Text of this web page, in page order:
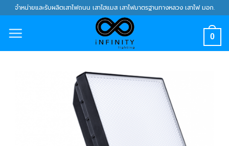
Skip
to
content
จำหน่ายและรับผลิตเสาไฟถนน เสาไฮแมส เสาไฟมาตรฐานทางหลวง เสาไฟ มอก.
0